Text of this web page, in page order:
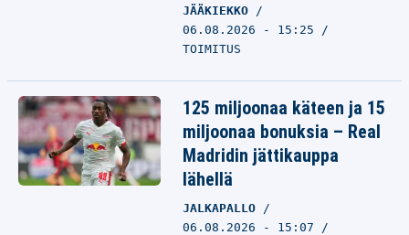
JÄÄKIEKKO
06.08.2026 - 15:25
TOIMITUS
125 miljoonaa käteen ja 15
miljoonaa bonuksia – Real
Madridin jättikauppa
lähellä
JALKAPALLO
06.08.2026 - 15:07